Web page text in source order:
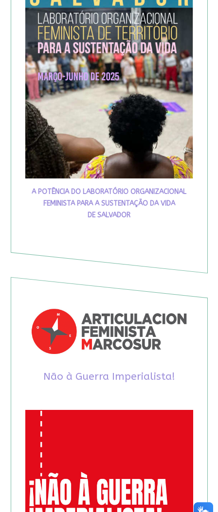
A POTÊNCIA DO LABORATÓRIO ORGANIZACIONAL
FEMINISTA PARA A SUSTENTAÇÃO DA VIDA
DE SALVADOR
Não à Guerra Imperialista!